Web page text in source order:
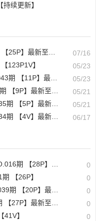
持续更新】
新至：2025.6.13
07/16
123P1V】
05/23
最新至：2024.4.16
05/23
最新至：2023.8.5
05/21
最新至：2023.7.26
05/21
最新至：2025.3.12 06/17
最新至：2024.6.29 0
【26P】 0
】最新至：2024.7.7 0
最新至：2023.7.5 0
】 0